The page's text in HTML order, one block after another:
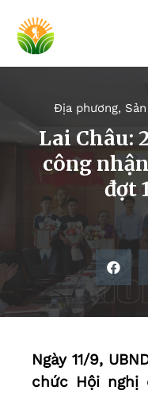
Địa phương,
Lai Châu:
công
đợt
Ngày 11/9,
chức Hội nghị